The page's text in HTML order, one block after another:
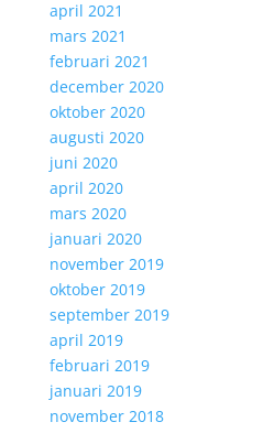
april 2021
mars 2021
februari 2021
december 2020
oktober 2020
augusti 2020
juni 2020
april 2020
mars 2020
januari 2020
november 2019
oktober 2019
september 2019
april 2019
februari 2019
januari 2019
november 2018